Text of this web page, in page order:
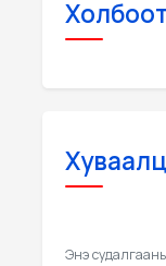
Энэ